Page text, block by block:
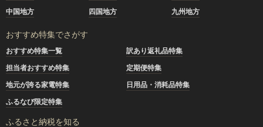
中国地方
四国地方 九州地方
おすすめ特集でさがす
おすすめ特集一覧
訳あり返礼品特集
担当者おすすめ特集
定期便特集
地元が誇る家電特集
日用品・消耗品特集
ふるなび限定特集
ふるさと納税を知る